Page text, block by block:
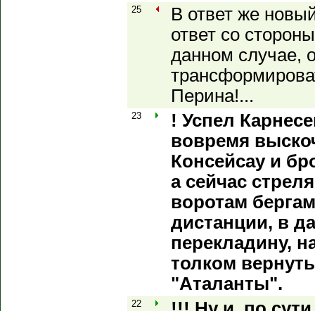
25
В ответ же
ответ со
данном случае,
Перина!...
23
! Успел
вовремя
Консейсау и
а сейчас
воротам
дистанции, в
перекладину,
толком
"Аталанты".
22